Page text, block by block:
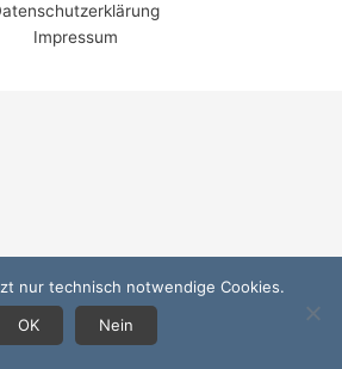
Impressum
nur technisch notwendige Cookies.
OK
Nein